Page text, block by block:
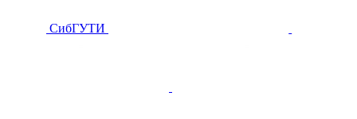
СибГУТИ